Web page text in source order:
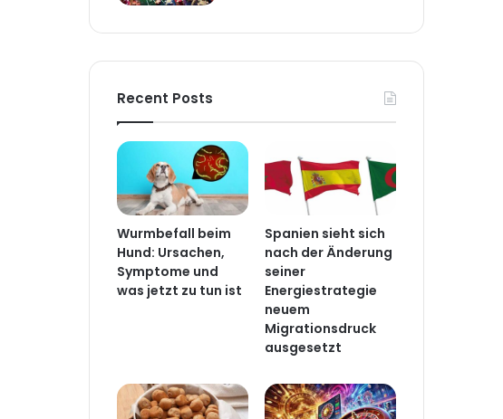
Recent Posts
Wurmbefall beim
Hund: Ursachen,
Symptome und
was jetzt zu tun ist
Spanien sieht sich
nach der Änderung
seiner
Energiestrategie
neuem
Migrationsdruck
ausgesetzt